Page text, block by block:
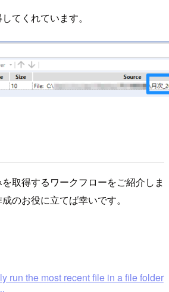
てくれています。
取得するワークフローをご紹介しま
のお役に立てば幸いです。
run the most recent file in a file folder